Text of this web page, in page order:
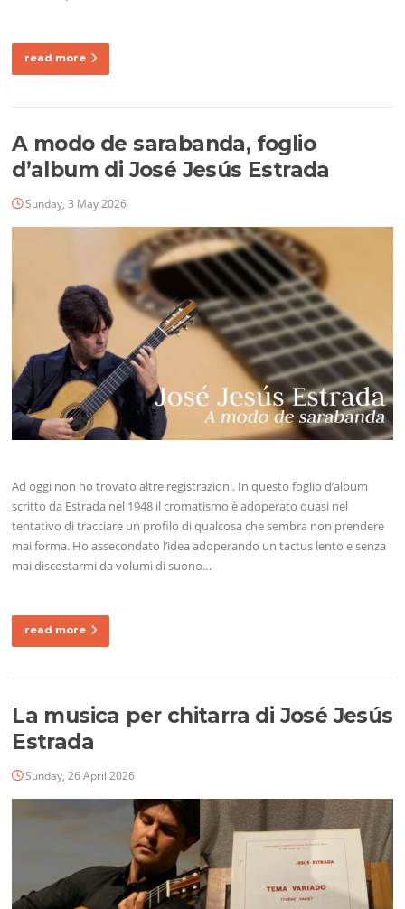
read more
A modo de sarabanda, foglio
d’album di José Jesús Estrada
Sunday, 3 May 2026
Ad oggi non ho trovato altre registrazioni. In questo foglio d’album
scritto da Estrada nel 1948 il cromatismo è adoperato quasi nel
tentativo di tracciare un profilo di qualcosa che sembra non prendere
mai forma. Ho assecondato l’idea adoperando un tactus lento e senza
mai discostarmi da volumi di suono…
read more
La musica per chitarra di José Jesús
Estrada
Sunday, 26 April 2026